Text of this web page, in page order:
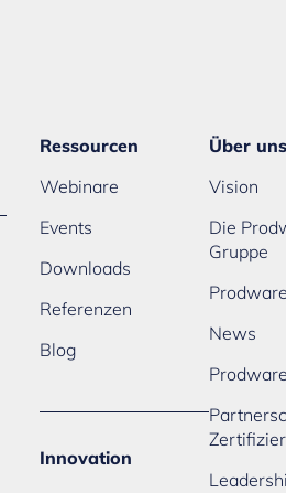
Ressourcen
Webinare
Events
Downloads
Referenzen
Blog
Innovation
Über uns
Vision
Die
Gruppe
News